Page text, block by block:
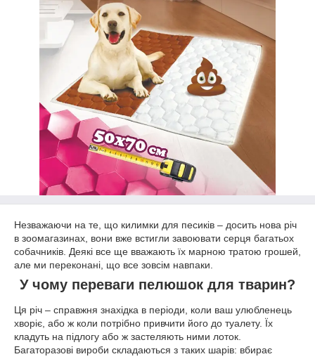
Незважаючи на те, що килимки для песиків – досить нова річ
в зоомагазинах, вони вже встигли завоювати серця багатьох
собачників. Деякі все ще вважають їх марною тратою грошей,
але ми переконані, що все зовсім навпаки.
У чому переваги пелюшок для тварин?
Ця річ – справжня знахідка в періоди, коли ваш улюбленець
хворіє, або ж коли потрібно привчити його до туалету. Їх
кладуть на підлогу або ж застеляють ними лоток.
Багаторазові вироби складаються з таких шарів: вбирає